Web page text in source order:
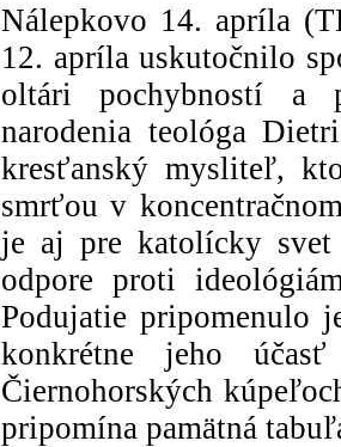
Nálepkovo 14. apríla
12. apríla uskutočnilo
oltári pochybností a
narodenia teológa
kresťanský mysliteľ,
smrťou v
je aj pre katolícky svet
odpore proti
Podujatie pripomenulo
konkrétne jeho
Čiernohorských
pripomína pamätná